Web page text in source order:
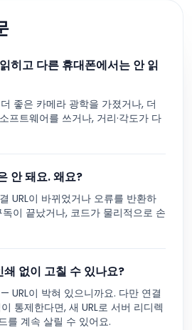
히고 다른 휴대폰에서는 안 읽
좋은 카메라 광학을 가졌거나, 더
프트웨어를 쓰거나, 거리·각도가 다
안 돼요. 왜요?
URL이 바뀌었거나 오류를 반환하
이 끝났거나, 코드가 물리적으로 손
없이 고칠 수 있나요?
URL이 박혀 있으니까요. 다만 연결
통제한다면, 새 URL로 서버 리디렉
를 계속 살릴 수 있어요.